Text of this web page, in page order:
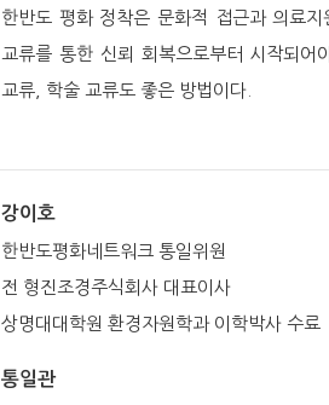
한반도 평화 정착은 문화적 접근과 의료지
교류를 통한 신뢰 회복으로부터 시작되어
교류, 학술 교류도 좋은 방법이다.
강이호
한반도평화네트워크 통일위원
전 형진조경주식회사 대표이사
상명대대학원 환경자원학과 이학박사 수료
통일관